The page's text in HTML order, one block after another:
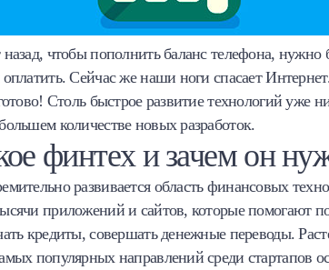
чтобы пополнить баланс телефона, нужно
оплатить. Сейчас же наши ноги спасает
Столь быстрое развитие технологий уже
количестве новых разработок.
финтех и зачем он
развивается область финансовых
приложений и сайтов, которые помогают
кредиты, совершать денежные переводы.
популярных направлений среди стартапов